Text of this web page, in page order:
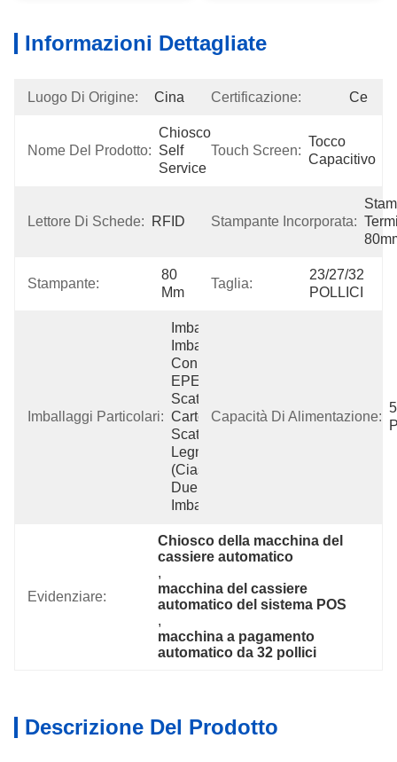
Informazioni Dettagliate
Luogo Di Origine: Cina Certificazione: Ce
Nome Del Prodotto:
Chiosco
Self
Service
Touch Screen:
Tocco
Capacitivo
Lettore Di Schede: RFID Stampante Incorporata:
Stampante:
80
Mm
Taglia:
23/27/32
POLLICI
Imballaggi Particolari:
Imballaggio:
Imballato
Con Forte
EPE,
Scatola Di
Cartone E
Scatola Di
Legno
(ciascuno
Due Set
Imball
Capacità Di Alimentazione:
Evidenziare:
Chiosco della macchina del
cassiere automatico
,
macchina del cassiere
automatico del sistema POS
,
macchina a pagamento
automatico da 32 pollici
Descrizione Del Prodotto